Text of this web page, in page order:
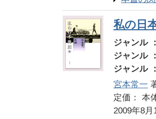
私の日
ジャンル
ジャンル
ジャンル
宮本常一
定価：
2009年8月